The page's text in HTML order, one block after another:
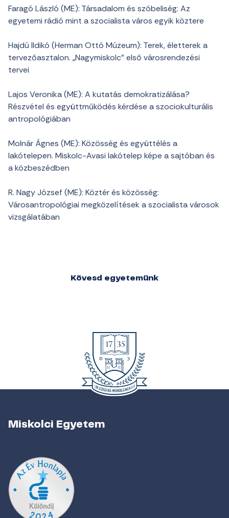
Faragó László (ME): Társadalom és szóbeliség: Az
egyetemi rádió mint a szocialista város egyik köztere
Hajdú Ildikó (Herman Ottó Múzeum): Terek, életterek a
tervezőasztalon. „Nagymiskolc” első városrendezési
tervei
Lajos Veronika (ME): A kutatás demokratizálása?
Részvétel és együttműködés kérdése a szociokulturális
antropológiában
Molnár Ágnes (ME): Közösség és együttélés a
lakótelepen. Miskolc-Avasi lakótelep képe a sajtóban és
a közbeszédben
R. Nagy József (ME): Köztér és közösség:
Városantropológiai megközelítések a szocialista városok
vizsgálatában
Kövesd egyetemünk
Miskolci Egyetem